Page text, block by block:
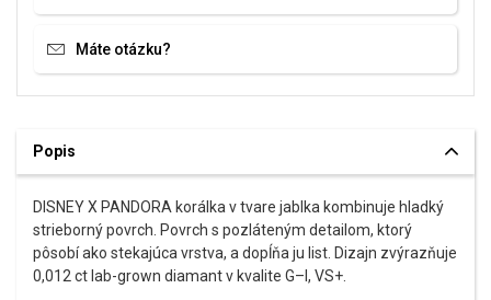
Máte otázku?
Popis
DISNEY X PANDORA korálka v tvare jablka kombinuje hladký
strieborný povrch. Povrch s pozláteným detailom, ktorý
pôsobí ako stekajúca vrstva, a dopĺňa ju list. Dizajn zvýrazňuje
0,012 ct lab-grown diamant v kvalite G–I, VS+.